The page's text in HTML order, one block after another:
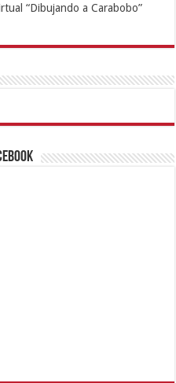
“Dibujando a Carabobo”